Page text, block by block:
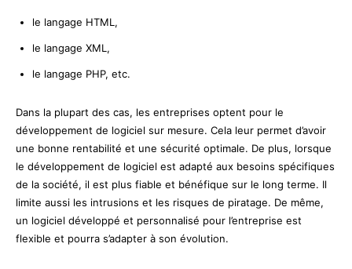
le langage HTML,
le langage XML,
le langage PHP, etc.
Dans la plupart des cas, les entreprises optent pour le
développement de logiciel sur mesure. Cela leur permet d’avoir
une bonne rentabilité et une sécurité optimale. De plus, lorsque
le développement de logiciel est adapté aux besoins spécifiques
de la société, il est plus fiable et bénéfique sur le long terme. Il
limite aussi les intrusions et les risques de piratage. De même,
un logiciel développé et personnalisé pour l’entreprise est
flexible et pourra s’adapter à son évolution.